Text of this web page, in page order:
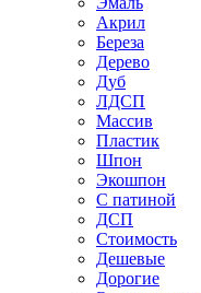
Акрил
Береза
Дерево
Дуб
ЛДСП
Массив
Пластик
Шпон
Экошпон
С патиной
ДСП
Стоимость
Дешевые
Дорогие